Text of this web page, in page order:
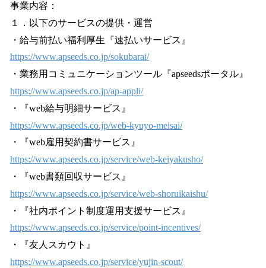
事業内容：
１．以下のサービスの提供・運営
・給与前払い福利厚生『速払いサービス』
https://www.apseeds.co.jp/sokubarai/
・業務用コミュニケーションツール『apseedsポータル』
https://www.apseeds.co.jp/ap-appli/
・『web給与明細サービス』
https://www.apseeds.co.jp/web-kyuyo-meisai/
・『web雇用契約書サービス』
https://www.apseeds.co.jp/service/web-keiyakusho/
・『web書類回収サービス』
https://www.apseeds.co.jp/service/web-shoruikaishu/
・『社内ポイント制度運用支援サービス』
https://www.apseeds.co.jp/service/point-incentives/
・『友人スカウト』
https://www.apseeds.co.jp/service/yujin-scout/